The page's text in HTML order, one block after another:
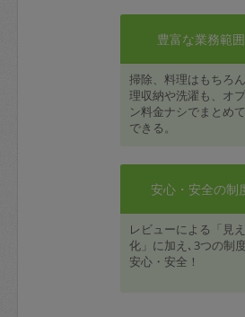
豊富な業務範囲
掃除、料理はもちろ
理収納や洗濯も、オ
ン料金ナシでまとめ
できる。
安心・安全の制
レビューによる「見
化」に加え､3つの制
安心・安全！